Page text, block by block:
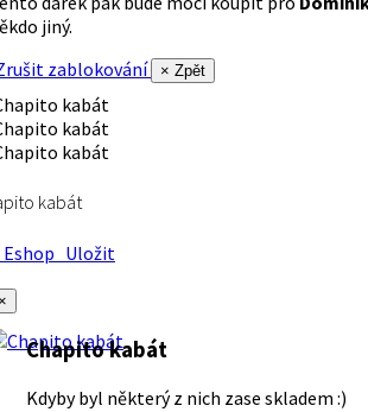
jiný.
zablokování
× Zpět
kabát
Uložit
Chapito kabát
Kdyby byl některý z nich zase skladem :)